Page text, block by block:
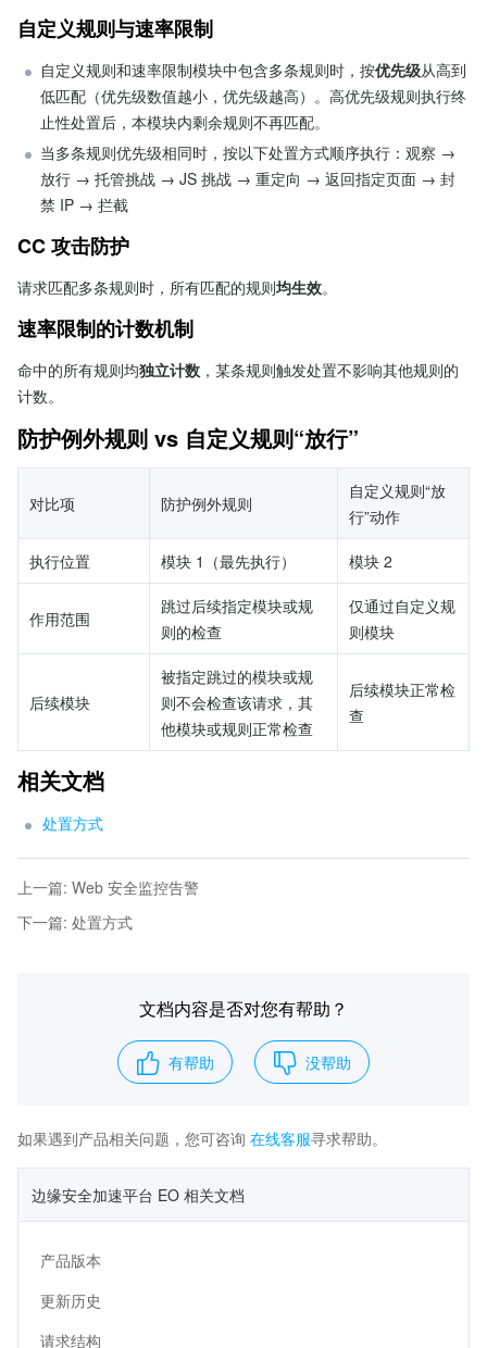
自定义规则与速率限制
自定义规则和速率限制模块中包含多条规则时，按优先级从高到
低匹配（优先级数值越小，优先级越高）。高优先级规则执行终
止性处置后，本模块内剩余规则不再匹配。
当多条规则优先级相同时，按以下处置方式顺序执行：观察 →
放行 → 托管挑战 → JS 挑战 → 重定向 → 返回指定页面 → 封
禁 IP → 拦截
CC 攻击防护
请求匹配多条规则时，所有匹配的规则均生效。
速率限制的计数机制
命中的所有规则均独立计数 ，某条规则触发处置不影响其他规则的
计数。
防护例外规则 vs 自定义规则“放行”
对比项 防护例外规则
自定义规则“放
行”动作
执行位置 模块 1（最先执行） 模块 2
作用范围
跳过后续指定模块或规
则的检查
仅通过自定义规
则模块
后续模块
被指定跳过的模块或规
则不会检查该请求，其
他模块或规则正常检查
后续模块正常检
查
相关文档
处置方式
上一篇: Web 安全监控告警
下一篇: 处置方式
文档内容是否对您有帮助？
有帮助 没帮助
如果遇到产品相关问题，您可咨询 在线客服寻求帮助。
边缘安全加速平台 EO 相关文档
产品版本
更新历史
请求结构